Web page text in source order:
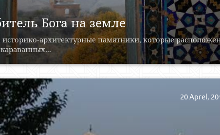
Бога на земле
историко-архитектурные памятники, которые
20 Aprel,